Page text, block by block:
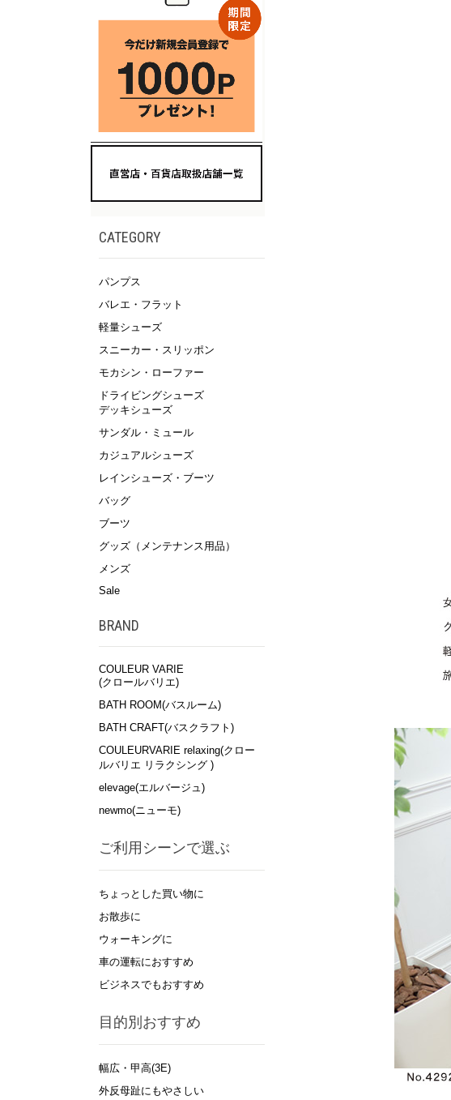
CATEGORY
パンプス
バレエ・フラット
軽量シューズ
スニーカー・スリッポン
モカシン・ローファー
ドライビングシューズ
デッキシューズ
サンダル・ミュール
カジュアルシューズ
レインシューズ・ブーツ
バッグ
ブーツ
グッズ（メンテナンス用品）
メンズ
Sale
BRAND
COULEUR VARIE
(クロールバリエ)
BATH ROOM(バスルーム)
BATH CRAFT(バスクラフト)
COULEURVARIE relaxing(クロー
ルバリエ リラクシング )
elevage(エルバージュ)
newmo(ニューモ)
ご利用シーンで選ぶ
ちょっとした買い物に
お散歩に
ウォーキングに
車の運転におすすめ
ビジネスでもおすすめ
目的別おすすめ
幅広・甲高(3E)
外反母趾にもやさしい